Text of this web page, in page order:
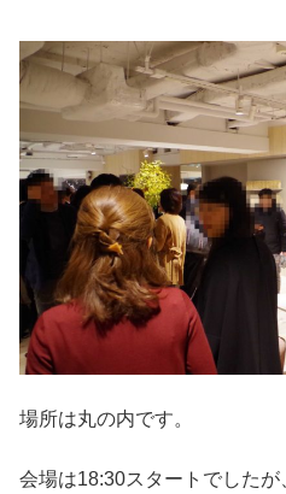
場所は丸の内です。
会場は18:30スタートでした